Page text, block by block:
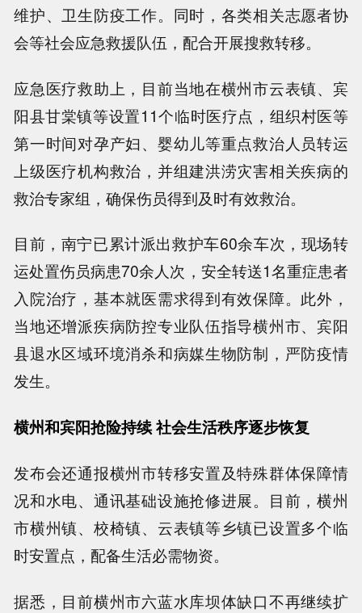
维护、卫生防疫工作。同时，各类相关志愿者协
会等社会应急救援队伍，配合开展搜救转移。
应急医疗救助上，目前当地在横州市云表镇、宾
阳县甘棠镇等设置11个临时医疗点，组织村医等
第一时间对孕产妇、婴幼儿等重点救治人员转运
上级医疗机构救治，并组建洪涝灾害相关疾病的
救治专家组，确保伤员得到及时有效救治。
目前，南宁已累计派出救护车60余车次，现场转
运处置伤员病患70余人次，安全转送1名重症患者
入院治疗，基本就医需求得到有效保障。此外，
当地还增派疾病防控专业队伍指导横州市、宾阳
县退水区域环境消杀和病媒生物防制，严防疫情
发生。
横州和宾阳抢险持续 社会生活秩序逐步恢复
发布会还通报横州市转移安置及特殊群体保障情
况和水电、通讯基础设施抢修进展。目前，横州
市横州镇、校椅镇、云表镇等乡镇已设置多个临
时安置点，配备生活必需物资。
据悉，目前横州市六蓝水库坝体缺口不再继续扩